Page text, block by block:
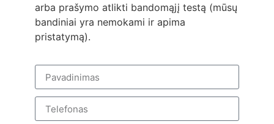
arba prašymo atlikti bandomąjį testą (mūsų
bandiniai yra nemokami ir apima
pristatymą).